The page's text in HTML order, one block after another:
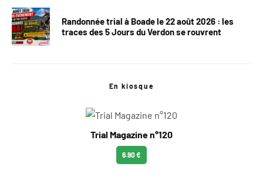
Randonnée trial à Boade le 22 août 2026 : les
traces des 5 Jours du Verdon se rouvrent
En kiosque
Trial Magazine n°120
6.90 €